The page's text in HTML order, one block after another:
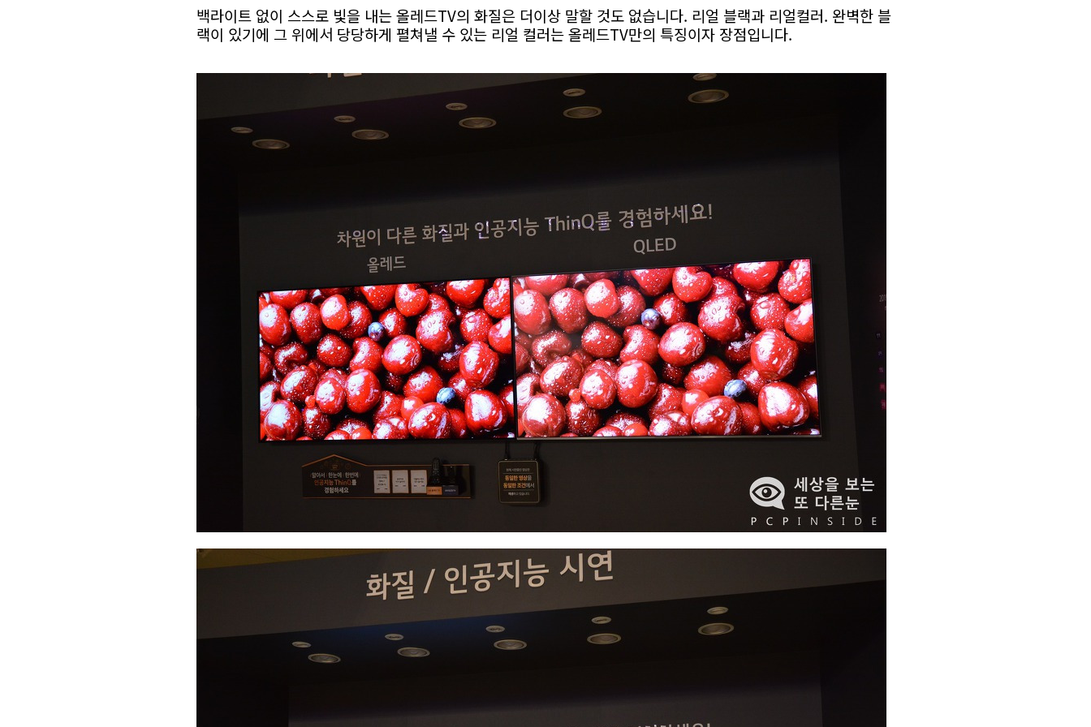
백라이트 없이 스스로 빛을 내는 올레드TV의 화질은 더이상 말할 것도 없습니다. 리얼 블랙과 리얼컬러. 완벽한 블
랙이 있기에 그 위에서 당당하게 펼쳐낼 수 있는 리얼 컬러는 올레드TV만의 특징이자 장점입니다.